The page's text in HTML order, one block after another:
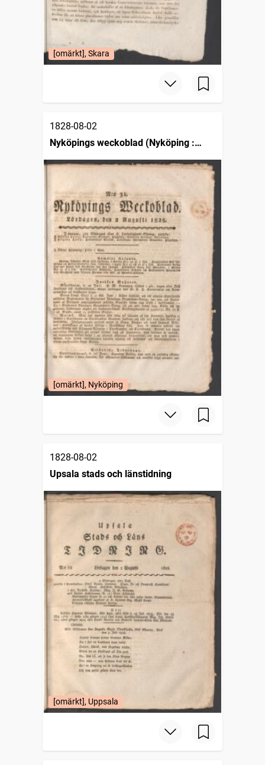
[omärkt], Skara
1828-08-02
Nyköpings weckoblad (Nyköping :
1807)
[omärkt], Nyköping
1828-08-02
Upsala stads och länstidning
[omärkt], Uppsala